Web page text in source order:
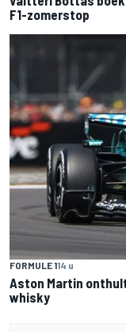
F1-zomerstop
FORMULE 114 u
Aston Martin
whisky